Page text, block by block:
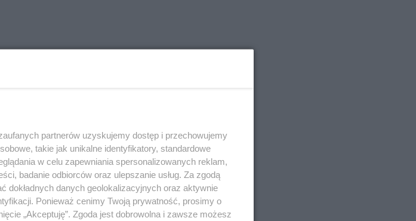
partnerów uzyskujemy dostęp i przechowujemy
takie jak unikalne identyfikatory, standardowe
w celu zapewniania spersonalizowanych reklam,
badanie odbiorców oraz ulepszanie usług. Za zgodą
danych geolokalizacyjnych oraz aktywnie
Ponieważ cenimy Twoją prywatność, prosimy o
„Akceptuję”. Zgoda jest dobrowolna i zawsze możesz